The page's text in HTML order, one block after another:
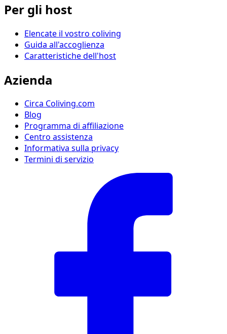
Per gli host
Elencate il vostro coliving
Guida all'accoglienza
Caratteristiche dell'host
Azienda
Circa Coliving.com
Blog
Programma di affiliazione
Centro assistenza
Informativa sulla privacy
Termini di servizio